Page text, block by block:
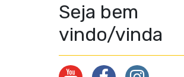
Seja bem
vindo/vinda